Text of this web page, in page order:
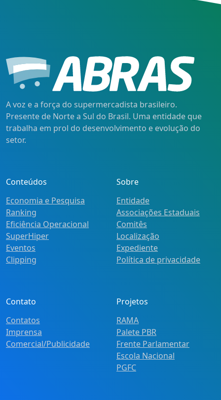
A voz e a força do supermercadista brasileiro.
Presente de Norte a Sul do Brasil. Uma entidade que
trabalha em prol do desenvolvimento e evolução do
setor.
Conteúdos
Economia e Pesquisa
Ranking
Eficiência Operacional
SuperHiper
Eventos
Clipping
Sobre
Entidade
Associações Estaduais
Comitês
Localização
Expediente
Política de privacidade
Contato
Contatos
Imprensa
Comercial/Publicidade
Projetos
RAMA
Palete PBR
Frente Parlamentar
Escola Nacional
PGFC